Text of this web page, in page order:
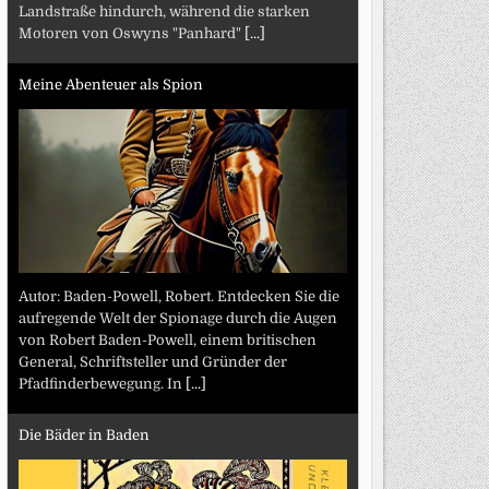
Landstraße hindurch, während die starken
Motoren von Oswyns "Panhard" [...]
Meine Abenteuer als Spion
Autor: Baden-Powell, Robert. Entdecken Sie die
aufregende Welt der Spionage durch die Augen
von Robert Baden-Powell, einem britischen
General, Schriftsteller und Gründer der
Pfadfinderbewegung. In [...]
Die Bäder in Baden